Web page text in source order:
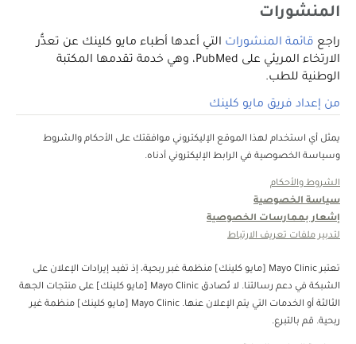
المنشورات
راجع قائمة المنشورات التي أعدها أطباء مايو كلينك عن تعذُّر
الارتخاء المريئي على PubMed، وهي خدمة تقدمها المكتبة
الوطنية للطب.
من إعداد فريق مايو كلينك
يمثل أي استخدام لهذا الموقع الإليكتروني موافقتك على الأحكام والشروط
وسياسة الخصوصية في الرابط الإليكتروني أدناه.
الشروط والأحكام
سياسة الخصوصية
إشعار بممارسات الخصوصية
لتدبير ملفات تعريف الارتباط
تعتبر Mayo Clinic [مايو كلينك] منظمة غبر ربحية، إذ تفيد إيرادات الإعلان على
الشبكة في دعم رسالتنا. لا تُصادق Mayo Clinic [مايو كلينك] على منتجات الجهة
الثالثة أو الخدمات التي يتم الإعلان عنها. Mayo Clinic [مايو كلينك] منظمة غير
ربحية. قم بالتبرع.